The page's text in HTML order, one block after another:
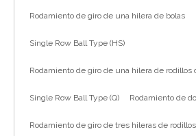
Rodamiento de giro de una hilera de bolas
Single Row Ball Type (HS)
Rodamiento de giro de una hilera de rodillos
Single Row Ball Type (Q) Rodamiento de
Rodamiento de giro de tres hileras de rodillos